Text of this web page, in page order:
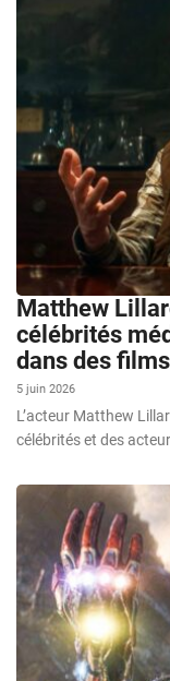
Matthew
célébrités
dans des
5 juin 2026
L’acteur Matthew
célébrités et des